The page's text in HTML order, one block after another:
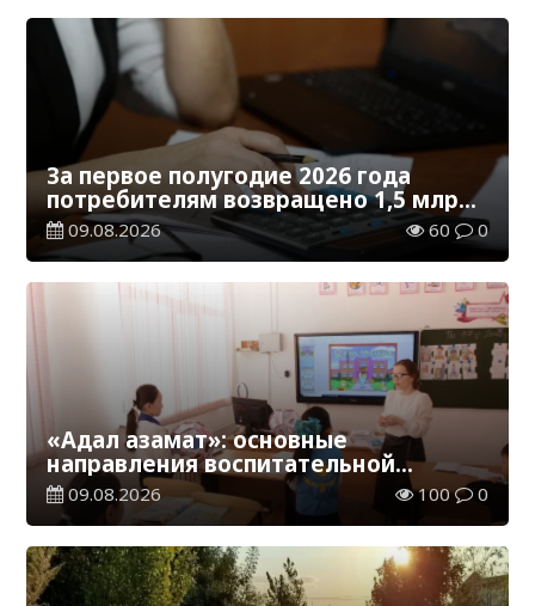
За первое полугодие 2026 года
потребителям возвращено 1,5 млрд
тенге
09.08.2026 60 0
«Адал азамат»: основные
направления воспитательной
работы в новом учебном году
09.08.2026 100 0